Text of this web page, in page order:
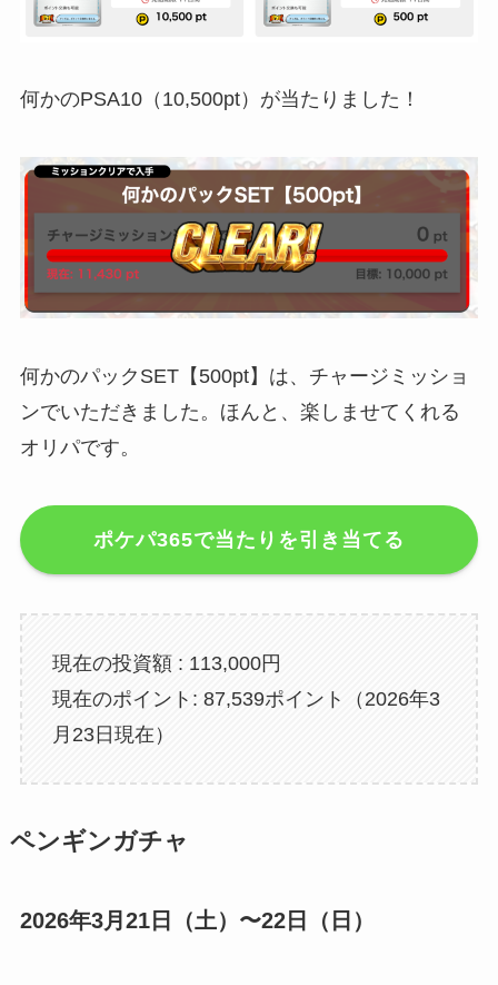
何かのPSA10（10,500pt）が当たりました！
何かのパックSET【500pt】は、チャージミッショ
ンでいただきました。ほんと、楽しませてくれる
オリパです。
ポケパ365で当たりを引き当てる
現在の投資額 : 113,000円
現在のポイント: 87,539ポイント（2026年3
月23日現在）
ペンギンガチャ
2026年3月21日（土）〜22日（日）